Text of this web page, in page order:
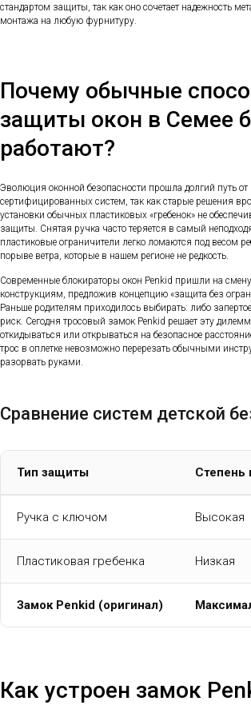
стандартом защиты, так как оно сочетает надежность
монтажа на любую фурнитуру.
Почему обычные
защиты окон в Семее
работают?
Эволюция оконной безопасности прошла долгий путь от
сертифицированных систем, так как старые решения
установки обычных пластиковых «гребенок» не
защиты. Снятая ручка часто теряется в самый
пластиковые ограничители легко ломаются под весом
порыве ветра, которые в нашем регионе не редкость.
Современные блокираторы окон Penkid пришли на
конструкциям, предложив концепцию «защита без
Раньше родителям приходилось выбирать: либо
риск. Сегодня тросовый замок Penkid решает эту
откидываться или открываться на безопасное
трос в оплетке невозможно перерезать обычными
разорвать руками.
Сравнение систем детской
Тип защиты Степень
Ручка с ключом Высокая
Пластиковая гребенка Низкая
Замок Penkid (оригинал)
Как устроен замок